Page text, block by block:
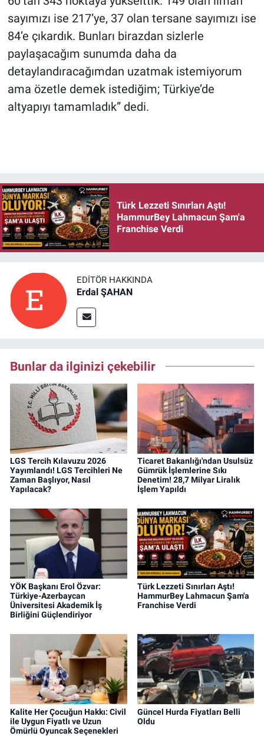
sayımızı ise 217’ye, 37 olan tersane sayımızı ise
84’e çıkardık. Bunları birazdan sizlerle
paylaşacağım sunumda daha da
detaylandıracağımdan uzatmak istemiyorum
ama özetle demek istediğim; Türkiye’de
altyapıyı tamamladık” dedi.
Türk Lezzeti Sınırları Aştı!
HammurBey Lahmacun Şam'a
Franchise Verdi
EDITÖR HAKKINDA
Erdal ŞAHAN
Bunlar da ilginizi çekebilir
LGS Tercih Kılavuzu 2026
Yayımlandı! LGS Tercihleri Ne
Zaman Başlıyor, Nasıl
Yapılacak?
Ticaret Bakanlığı'ndan Usulsüz
Gümrük İşlemlerine Sıkı
Denetim! 28,7 Milyar Liralık
İşlem Yapıldı
YÖK Başkanı Erol Özvar:
Türkiye-Azerbaycan
Üniversitesi Akademik İş
Birliğini Güçlendiriyor
Türk Lezzeti Sınırları Aştı!
HammurBey Lahmacun Şam'a
Franchise Verdi
Kalite Her Çocuğun Hakkı: Civil
ile Uygun Fiyatlı ve Uzun
Ömürlü Oyuncak Seçenekleri
Güncel Hurda Fiyatları Belli
Oldu